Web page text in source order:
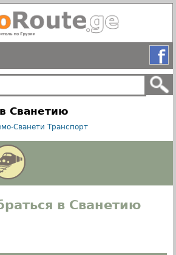
Сванетию
Сванети Транспорт
в Сванетию